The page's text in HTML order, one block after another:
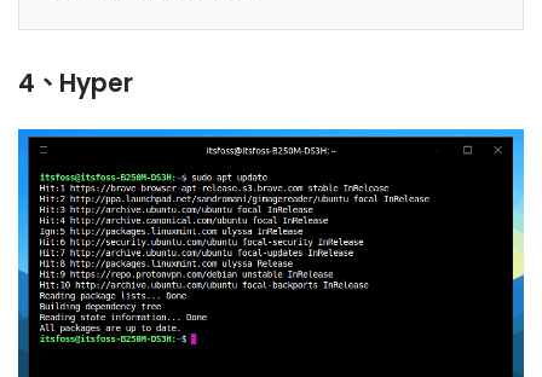
4、Hyper